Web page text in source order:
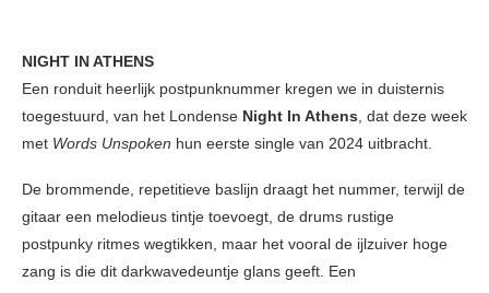
NIGHT IN ATHENS
Een ronduit heerlijk postpunknummer kregen we in duisternis
toegestuurd, van het Londense Night In Athens, dat deze week
met Words Unspoken hun eerste single van 2024 uitbracht.
De brommende, repetitieve baslijn draagt het nummer, terwijl de
gitaar een melodieus tintje toevoegt, de drums rustige
postpunky ritmes wegtikken, maar het vooral de ijlzuiver hoge
zang is die dit darkwavedeuntje glans geeft. Een